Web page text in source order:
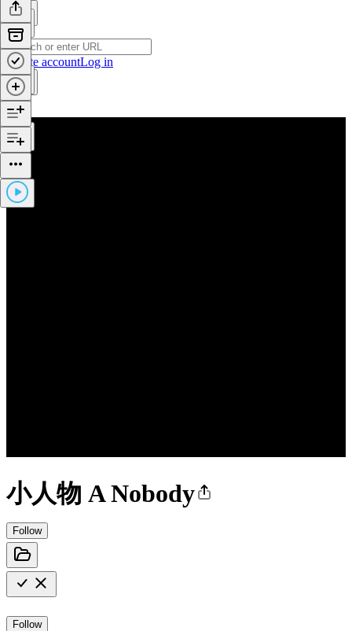
Create accountLog in
小人物 A Nobody
Follow
Follow